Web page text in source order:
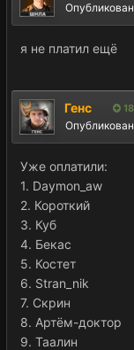
я не платил ещё
Генс
Уже оплатили:
1. Daymon_aw
2. Короткий
3. Куб
4. Бекас
5. Костет
6. Stran_nik
7. Скрин
8. Артём-доктор
9. Таалин